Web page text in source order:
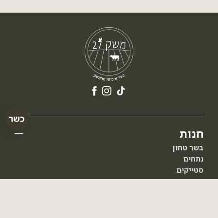
חנות
בשר טחון
נתחים
סטייקים
כבש